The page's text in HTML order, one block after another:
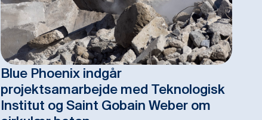
Blue Phoenix indgår
projektsamarbejde med Teknologisk
Institut og Saint Gobain Weber om